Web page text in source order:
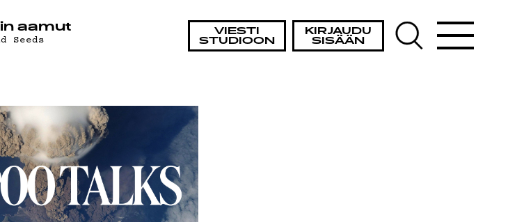
VIESTI
STUDIOON
KIRJAUDU
SISÄÄN
aamut
Seeds